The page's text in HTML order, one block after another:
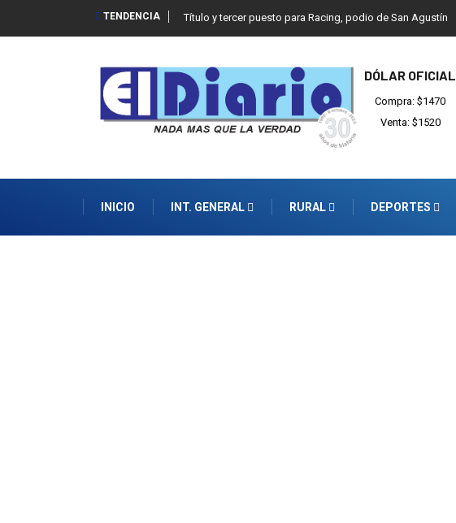
TENDENCIA Título y tercer puesto para Racing, podio de San Agustín
DÓLAR OFICIAL
Compra: $1470
Venta: $1520
INICIO INT. GENERAL RURAL DEPORTES